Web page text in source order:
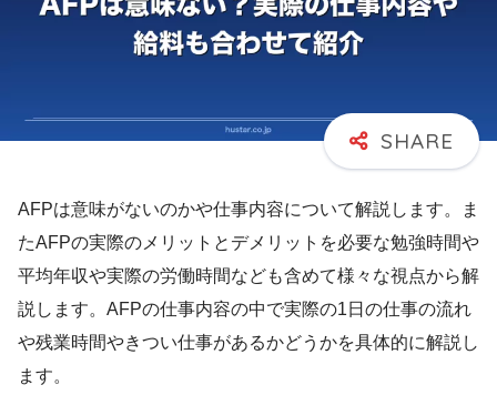
AFPは意味がないのかや仕事内容について解説します。ま
たAFPの実際のメリットとデメリットを必要な勉強時間や
平均年収や実際の労働時間なども含めて様々な視点から解
説します。AFPの仕事内容の中で実際の1日の仕事の流れ
や残業時間やきつい仕事があるかどうかを具体的に解説し
ます。